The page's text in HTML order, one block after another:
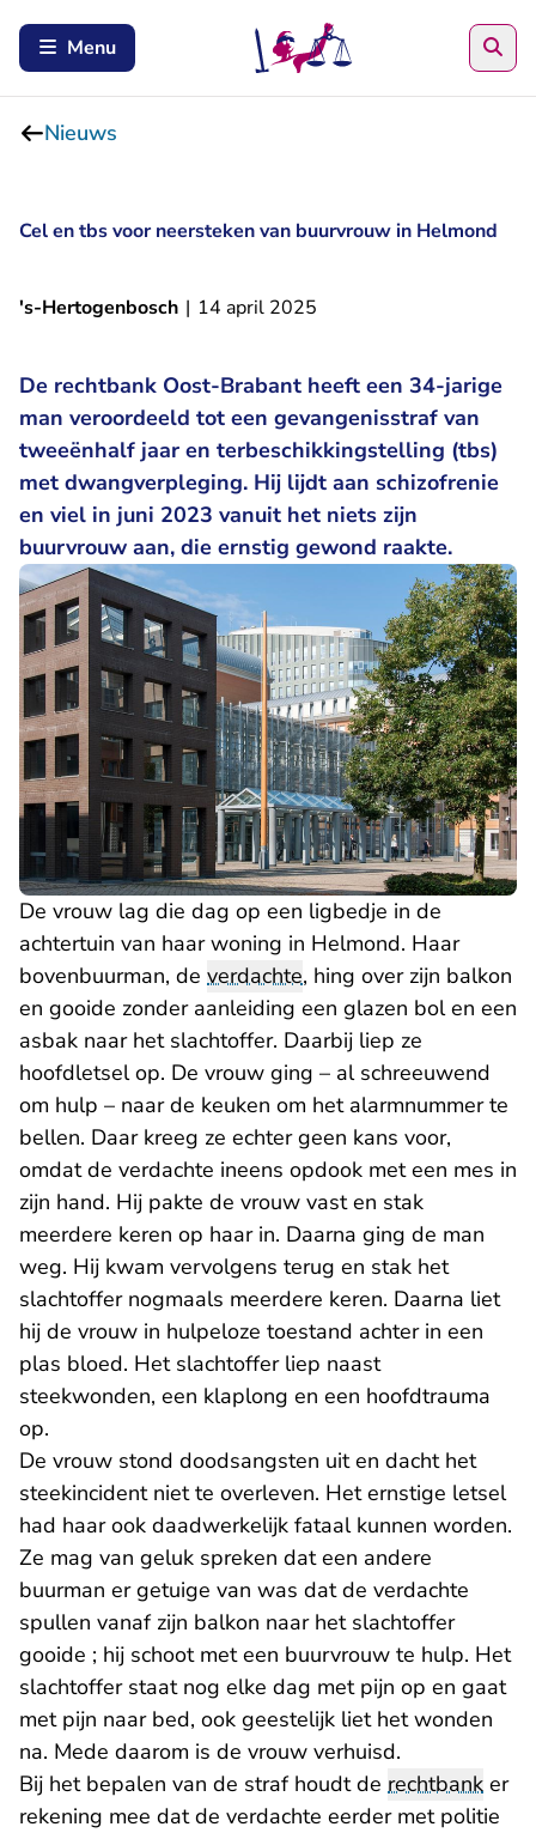
Menu
Nieuws
Cel en tbs voor neersteken van buurvrouw in Helmond
's-Hertogenbosch | 14 april 2025
De rechtbank Oost-Brabant heeft een 34-jarige
man veroordeeld tot een gevangenisstraf van
tweeënhalf jaar en terbeschikkingstelling (tbs)
met dwangverpleging. Hij lijdt aan schizofrenie
en viel in juni 2023 vanuit het niets zijn
buurvrouw aan, die ernstig gewond raakte.
De vrouw lag die dag op een ligbedje in de
achtertuin van haar woning in Helmond. Haar
bovenbuurman, de verdachte, hing over zijn balkon
en gooide zonder aanleiding een glazen bol en een
asbak naar het slachtoffer. Daarbij liep ze
hoofdletsel op. De vrouw ging – al schreeuwend
om hulp – naar de keuken om het alarmnummer te
bellen. Daar kreeg ze echter geen kans voor,
omdat de verdachte ineens opdook met een mes in
zijn hand. Hij pakte de vrouw vast en stak
meerdere keren op haar in. Daarna ging de man
weg. Hij kwam vervolgens terug en stak het
slachtoffer nogmaals meerdere keren. Daarna liet
hij de vrouw in hulpeloze toestand achter in een
plas bloed. Het slachtoffer liep naast
steekwonden, een klaplong en een hoofdtrauma
op.
De vrouw stond doodsangsten uit en dacht het
steekincident niet te overleven. Het ernstige letsel
had haar ook daadwerkelijk fataal kunnen worden.
Ze mag van geluk spreken dat een andere
buurman er getuige van was dat de verdachte
spullen vanaf zijn balkon naar het slachtoffer
gooide ; hij schoot met een buurvrouw te hulp. Het
slachtoffer staat nog elke dag met pijn op en gaat
met pijn naar bed, ook geestelijk liet het wonden
na. Mede daarom is de vrouw verhuisd.
Bij het bepalen van de straf houdt de rechtbank er
rekening mee dat de verdachte eerder met politie